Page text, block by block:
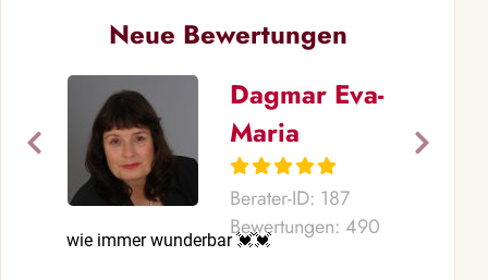
Neue Bewertungen
Dagmar Eva-
Maria
Berater-ID: 187
Bewertungen: 490
wie immer wunderbar 💓💓